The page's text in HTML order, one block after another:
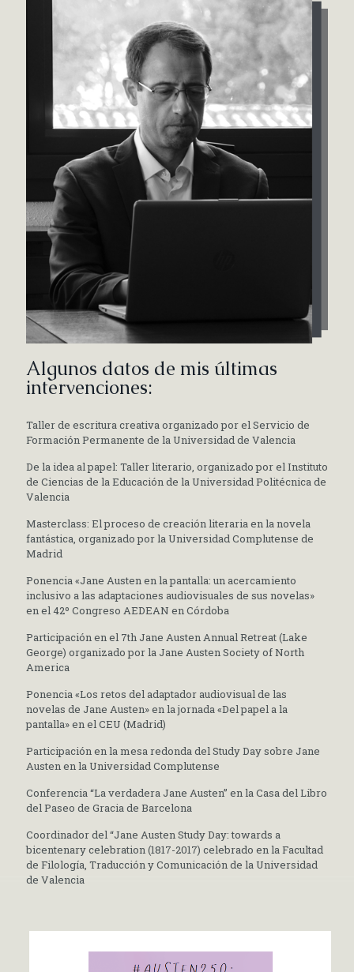
Algunos datos de mis últimas
intervenciones:
Taller de escritura creativa organizado por el Servicio de
Formación Permanente de la Universidad de Valencia
De la idea al papel: Taller literario, organizado por el Instituto
de Ciencias de la Educación de la Universidad Politécnica de
Valencia
Masterclass: El proceso de creación literaria en la novela
fantástica, organizado por la Universidad Complutense de
Madrid
Ponencia «Jane Austen en la pantalla: un acercamiento
inclusivo a las adaptaciones audiovisuales de sus novelas»
en el 42º Congreso AEDEAN en Córdoba
Participación en el 7th Jane Austen Annual Retreat (Lake
George) organizado por la Jane Austen Society of North
America
Ponencia «Los retos del adaptador audiovisual de las
novelas de Jane Austen» en la jornada «Del papel a la
pantalla» en el CEU (Madrid)
Participación en la mesa redonda del Study Day sobre Jane
Austen en la Universidad Complutense
Conferencia “La verdadera Jane Austen” en la Casa del Libro
del Paseo de Gracia de Barcelona
Coordinador del “Jane Austen Study Day: towards a
bicentenary celebration (1817-2017) celebrado en la Facultad
de Filología, Traducción y Comunicación de la Universidad
de Valencia